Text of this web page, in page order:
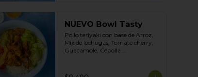
NUEVO Bowl Tasty
Pollo teriyaki con base de Arroz,
Mix de lechugas, Tomate cherry,
Guacamole, Cebolla
y Tasty